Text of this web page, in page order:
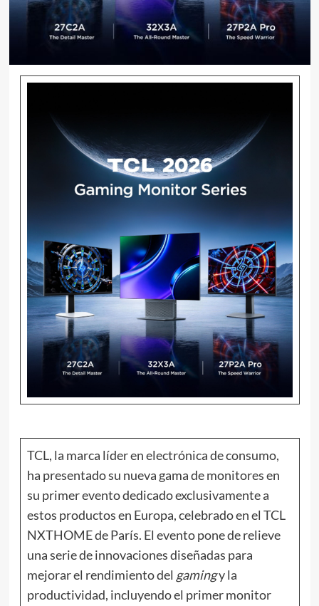
TCL, la marca líder en electrónica de consumo,
ha presentado su nueva gama de monitores en
su primer evento dedicado exclusivamente a
estos productos en Europa, celebrado en el TCL
NXTHOME de París. El evento pone de relieve
una serie de innovaciones diseñadas para
mejorar el rendimiento del gamingy la
productividad, incluyendo el primer monitor